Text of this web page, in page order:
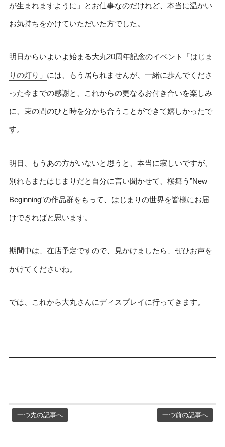
が生まれますように」とお仕事なのだけれど、本当に温かい
お気持ちをかけていただいた方でした。
明日からいよいよ始まる大丸20周年記念のイベント 「はじま
りの灯り」 には、もう居られませんが、一緒に歩んでくださ
った今までの感謝と、これからの更なるお付き合いを楽しみ
に、束の間のひと時を分かち合うことができて嬉しかったで
す。
明日、もうあの方がいないと思うと、本当に寂しいですが、
別れもまたはじまりだと自分に言い聞かせて、桜舞う”New
Beginning”の作品群をもって、はじまりの世界を皆様にお届
けできればと思います。
期間中は、在店予定ですので、見かけましたら、ぜひお声を
かけてくださいね。
では、これから大丸さんにディスプレイに行ってきます。
一つ先の記事へ 一つ前の記事へ